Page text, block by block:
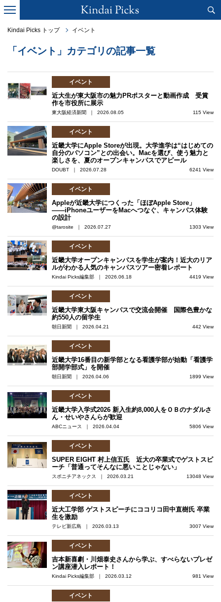
Kindai Picks トップ イベント
「イベント」カテゴリの記事一覧
イベント
近大生が東大阪市の魅力PRポスターと動画作成 受賞
作を市役所に展示
東大阪経済新聞 ｜ 2026.08.05 115 View
イベント
近畿大学にApple Storeが出現。大学進学は“はじめての
自分のパソコン”との出会い。Macを選び、使う魅力と
楽しさを、夏のオープンキャンパスでアピール
DOUBT ｜ 2026.07.28 6241 View
イベント
Appleが近畿大学につくった「ほぼApple Store」
――iPhoneユーザーをMacへつなぐ、キャンパス体験
の設計
@tarosite ｜ 2026.07.27 1303 View
イベント
近畿大学オープンキャンパスを学生が案内！近大のリア
ルがわかる人気のキャンパスツアー密着レポート
Kindai Picks編集部 ｜ 2026.06.18 4419 View
イベント
近畿大学東大阪キャンパスで交流会開催 国際色豊かな
約550人の留学生
朝日新聞 ｜ 2026.04.21 442 View
イベント
近畿大学16番目の新学部となる看護学部が始動「看護学
部開学部式」を開催
朝日新聞 ｜ 2026.04.06 1899 View
イベント
近畿大学入学式2026 新入生約8,000人をＯＢのナダルさ
ん・せいやさんらが歓迎
ABCニュース ｜ 2026.04.04 5806 View
イベント
SUPER EIGHT 村上信五氏 近大の卒業式でゲストスピ
ーチ「普通ってそんなに悪いことじゃない」
スポニチアネックス ｜ 2026.03.21 13048 View
イベント
近大工学部 ゲストスピーチにココリコ田中直樹氏 卒業
生を激励
テレビ新広島 ｜ 2026.03.13 3007 View
イベント
吉本新喜劇・川畑泰史さんから学ぶ、すべらないプレゼ
ン講座潜入レポート！
Kindai Picks編集部 ｜ 2026.03.12 981 View
イベント